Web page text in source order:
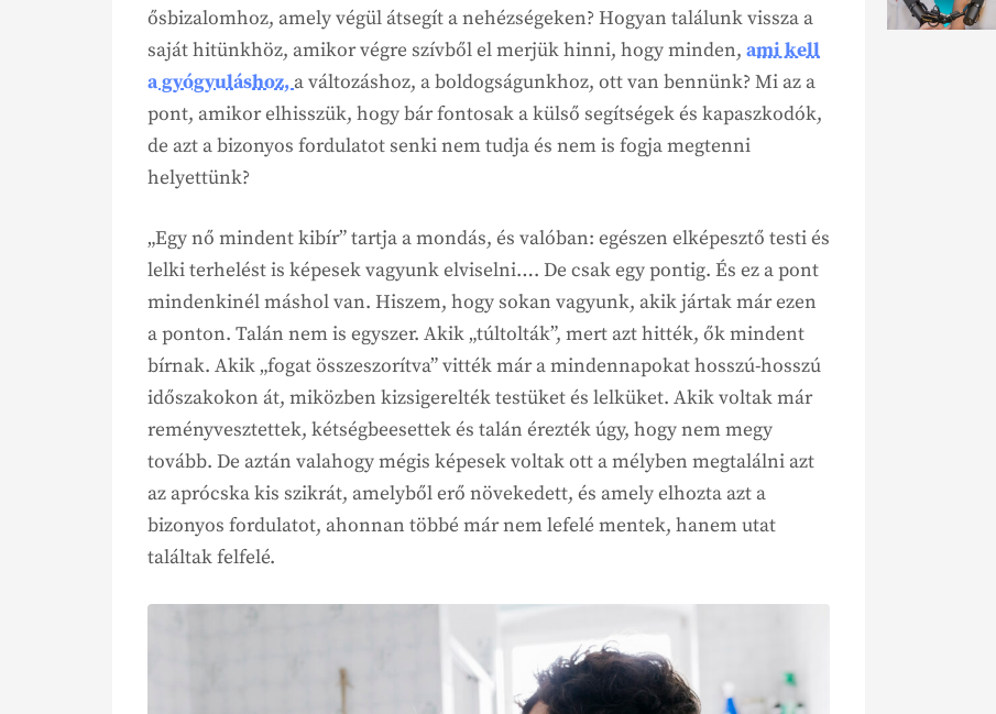
ősbizalomhoz, amely végül átsegít a nehézségeken? Hogyan találunk vissza a
saját hitünkhöz, amikor végre szívből el merjük hinni, hogy minden, ami kell
a gyógyuláshoz,a változáshoz, a boldogságunkhoz, ott van bennünk? Mi az a
pont, amikor elhisszük, hogy bár fontosak a külső segítségek és kapaszkodók,
de azt a bizonyos fordulatot senki nem tudja és nem is fogja megtenni
helyettünk?
„Egy nő mindent kibír” tartja a mondás, és valóban: egészen elképesztő testi és
lelki terhelést is képesek vagyunk elviselni…. De csak egy pontig. És ez a pont
mindenkinél máshol van. Hiszem, hogy sokan vagyunk, akik jártak már ezen
a ponton. Talán nem is egyszer. Akik „túltolták”, mert azt hitték, ők mindent
bírnak. Akik „fogat összeszorítva” vitték már a mindennapokat hosszú-hosszú
időszakokon át, miközben kizsigerelték testüket és lelküket. Akik voltak már
reményvesztettek, kétségbeesettek és talán érezték úgy, hogy nem megy
tovább. De aztán valahogy mégis képesek voltak ott a mélyben megtalálni azt
az aprócska kis szikrát, amelyből erő növekedett, és amely elhozta azt a
bizonyos fordulatot, ahonnan többé már nem lefelé mentek, hanem utat
találtak felfelé.